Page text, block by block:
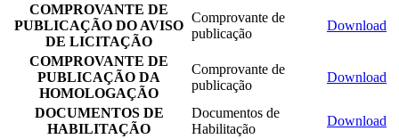
COMPROVANTE DE
PUBLICAÇÃO DO AVISO
DE LICITAÇÃO
Comprovante de
publicação
Download
COMPROVANTE DE
PUBLICAÇÃO DA
HOMOLOGAÇÃO
Comprovante de
publicação
Download
DOCUMENTOS DE
HABILITAÇÃO
Documentos de
Habilitação
Download